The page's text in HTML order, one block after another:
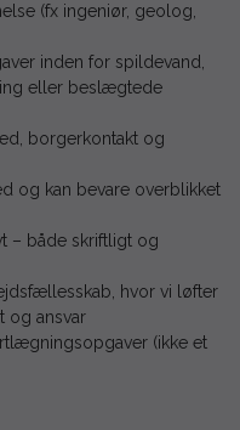
(fx ingeniør, geolog,
inden for spildevand,
eller beslægtede
borgerkontakt og
og kan bevare overblikket
– både skriftligt og
hvor vi løfter
og ansvar
(ikke et